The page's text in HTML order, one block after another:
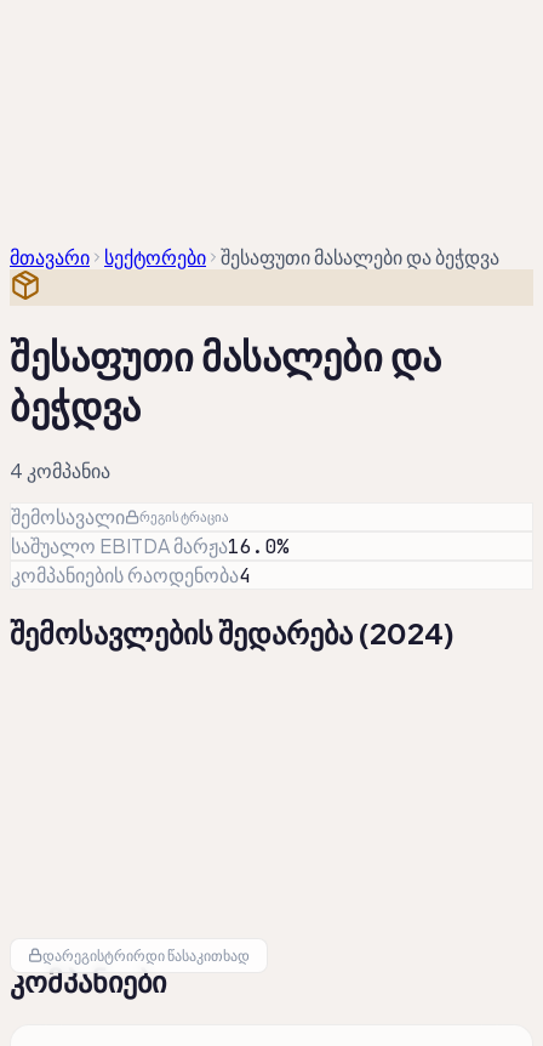
მთავარი სექტორები შესაფუთი მასალები და ბეჭდვა
შესაფუთი მასალები და
ბეჭდვა
4 კომპანია
შემოსავალი
რეგისტრაცია
საშუალო EBITDA მარჟა16.0%
კომპანიების რაოდენობა4
შემოსავლების შედარება (2024)
დარეგისტრირდი წასაკითხად
კომპანიები